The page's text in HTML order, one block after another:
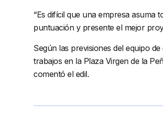
“Es difícil que una empresa asuma
puntuación y presente el mejor
Según las previsiones del equipo
trabajos en la Plaza Virgen de la
comentó el edil.